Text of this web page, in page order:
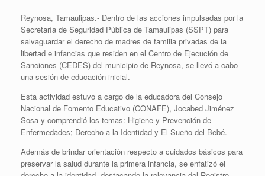
Reynosa, Tamaulipas.- Dentro de las acciones impulsadas por la
Secretaría de Seguridad Pública de Tamaulipas (SSPT) para
salvaguardar el derecho de madres de familia privadas de la
libertad e infancias que residen en el Centro de Ejecución de
Sanciones (CEDES) del municipio de Reynosa, se llevó a cabo
una sesión de educación inicial.
Esta actividad estuvo a cargo de la educadora del Consejo
Nacional de Fomento Educativo (CONAFE), Jocabed Jiménez
Sosa y comprendió los temas: Higiene y Prevención de
Enfermedades; Derecho a la Identidad y El Sueño del Bebé.
Además de brindar orientación respecto a cuidados básicos para
preservar la salud durante la primera infancia, se enfatizó el